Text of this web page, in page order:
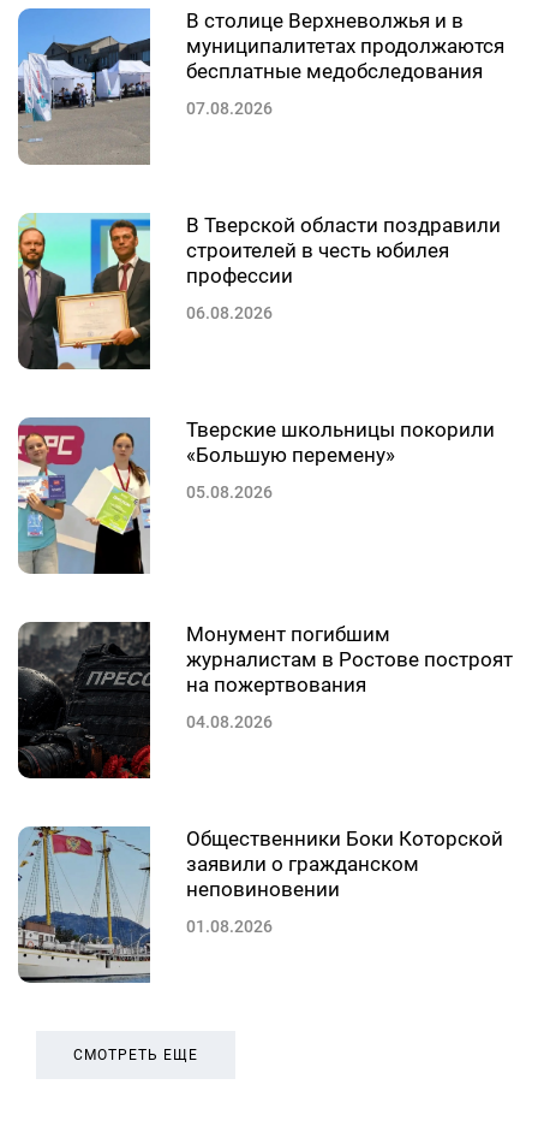
В столице Верхневолжья и в
муниципалитетах продолжаются
бесплатные медобследования
07.08.2026
В Тверской области поздравили
строителей в честь юбилея
профессии
06.08.2026
Тверские школьницы покорили
«Большую перемену»
05.08.2026
Монумент погибшим
журналистам в Ростове построят
на пожертвования
04.08.2026
Общественники Боки Которской
заявили о гражданском
неповиновении
01.08.2026
СМОТРЕТЬ ЕЩЕ